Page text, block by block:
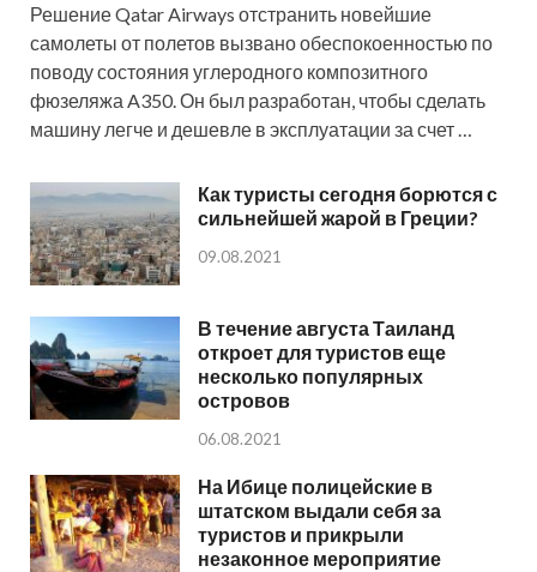
Решение Qatar Airways отстранить новейшие
самолеты от полетов вызвано обеспокоенностью по
поводу состояния углеродного композитного
фюзеляжа A350. Он был разработан, чтобы сделать
машину легче и дешевле в эксплуатации за счет …
Как туристы сегодня борются с
сильнейшей жарой в Греции?
09.08.2021
В течение августа Таиланд
откроет для туристов еще
несколько популярных
островов
06.08.2021
На Ибице полицейские в
штатском выдали себя за
туристов и прикрыли
незаконное мероприятие